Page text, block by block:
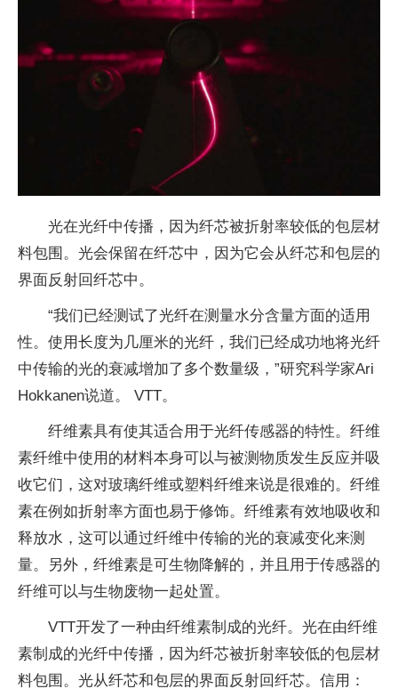
光在光纤中传播，因为纤芯被折射率较低的包层材
料包围。光会保留在纤芯中，因为它会从纤芯和包层的
界面反射回纤芯中。
“我们已经测试了光纤在测量水分含量方面的适用
性。使用长度为几厘米的光纤，我们已经成功地将光纤
中传输的光的衰减增加了多个数量级，”研究科学家Ari
Hokkanen说道。 VTT。
纤维素具有使其适合用于光纤传感器的特性。纤维
素纤维中使用的材料本身可以与被测物质发生反应并吸
收它们，这对玻璃纤维或塑料纤维来说是很难的。纤维
素在例如折射率方面也易于修饰。纤维素有效地吸收和
释放水，这可以通过纤维中传输的光的衰减变化来测
量。另外，纤维素是可生物降解的，并且用于传感器的
纤维可以与生物废物一起处置。
VTT开发了一种由纤维素制成的光纤。光在由纤维
素制成的光纤中传播，因为纤芯被折射率较低的包层材
料包围。光从纤芯和包层的界面反射回纤芯。信用：